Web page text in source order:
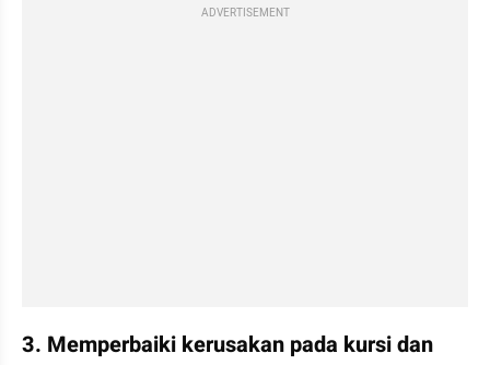
ADVERTISEMENT
3. Memperbaiki kerusakan pada kursi dan